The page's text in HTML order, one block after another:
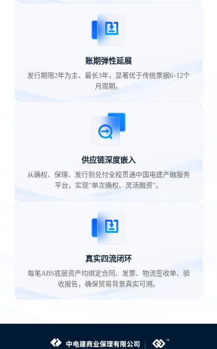
账期弹性延展
发行期限2年为主、最长3年，显著优于传统票据6–12个
月周期。
供应链深度嵌入
从确权、保理、发行到兑付全程贯通中国电建产融服务
平台，实现“单次确权、灵活融资”。
真实四流闭环
每笔ABS底层资产均绑定合同、发票、物流签收单、验
收报告，确保贸易背景真实可溯。